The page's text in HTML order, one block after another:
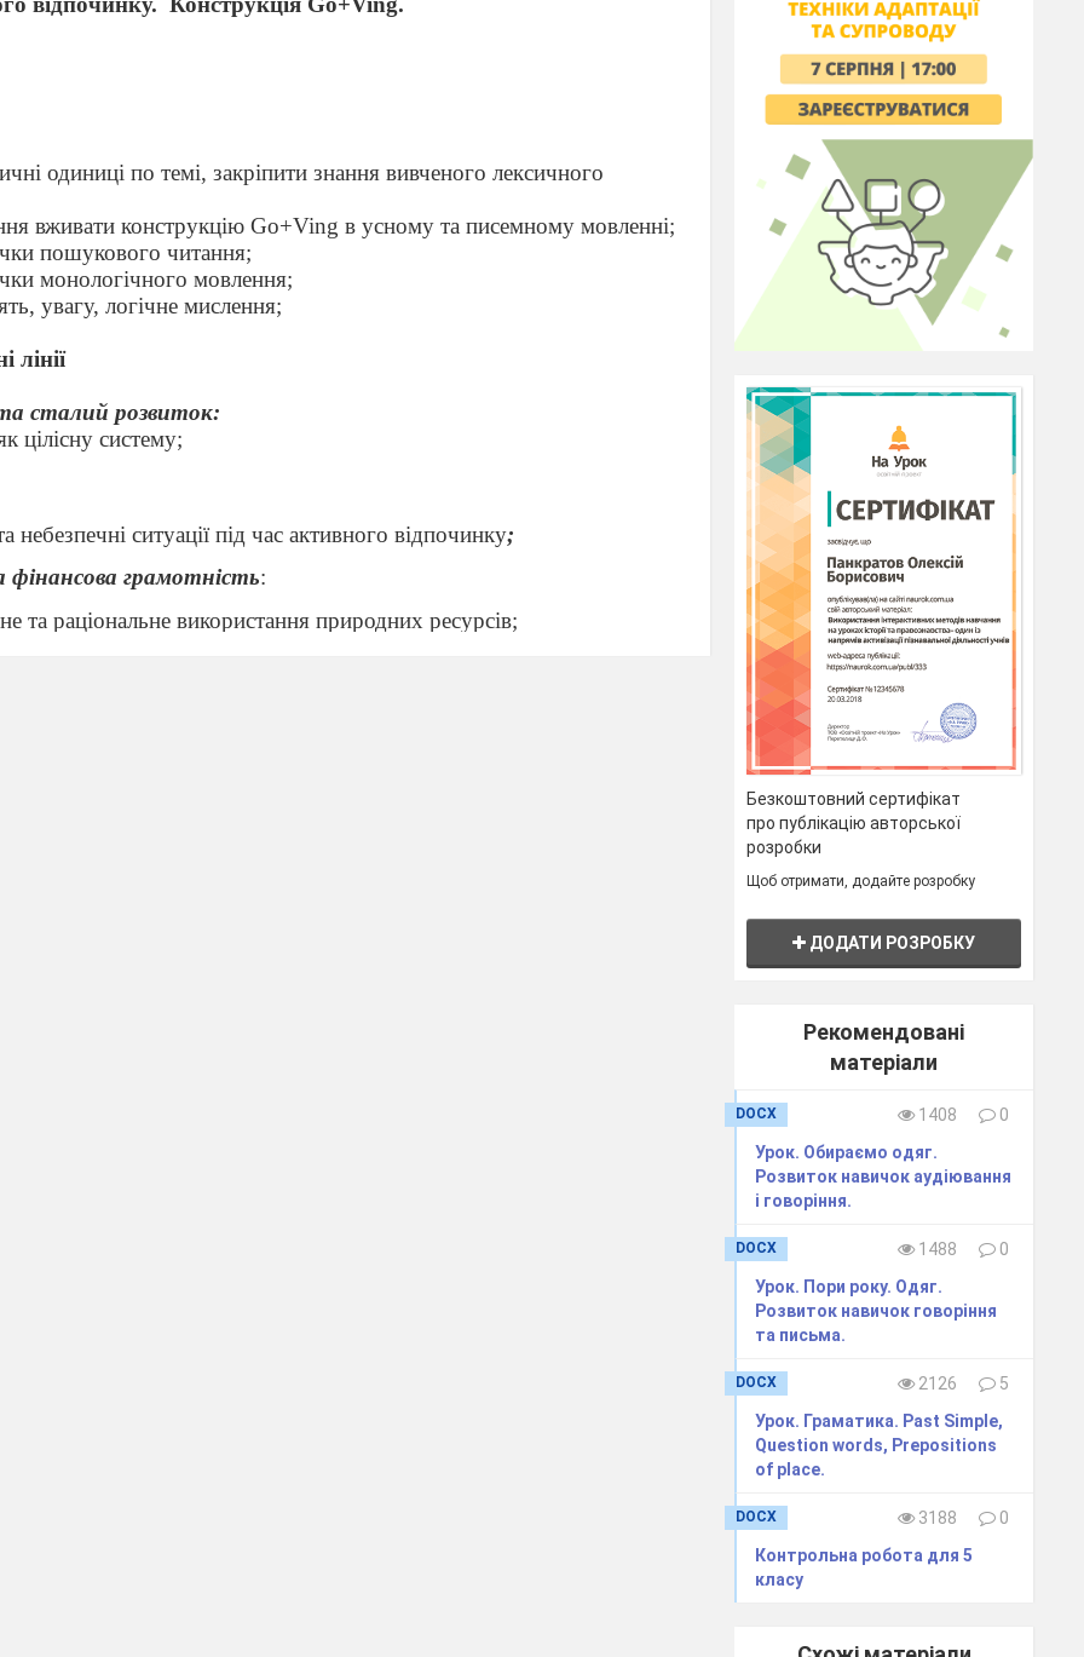
одиниці по темі, закріпити знання вивченого лексичного
вживати конструкцію Go+Ving в усному та писемному мовленні;
пошукового читання;
монологічного мовлення;
увагу, логічне мислення;
лінії
сталий розвиток:
цілісну систему;
небезпечні ситуації під час активного відпочинку;
фінансова грамотність:
та раціональне використання природних ресурсів;
Безкоштовний сертифікат
про публікацію авторської
розробки
Щоб отримати, додайте розробку
ДОДАТИ РОЗРОБКУ
Рекомендовані
матеріали
DOCX 1408
0
Урок. Обираємо одяг.
Розвиток навичок аудіювання
і говоріння.
DOCX 1488
0
Урок. Пори року. Одяг.
Розвиток навичок говоріння
та письма.
DOCX 2126
5
Урок. Граматика. Past Simple,
Question words, Prepositions
of place.
DOCX 3188
0
Контрольна робота для 5
класу